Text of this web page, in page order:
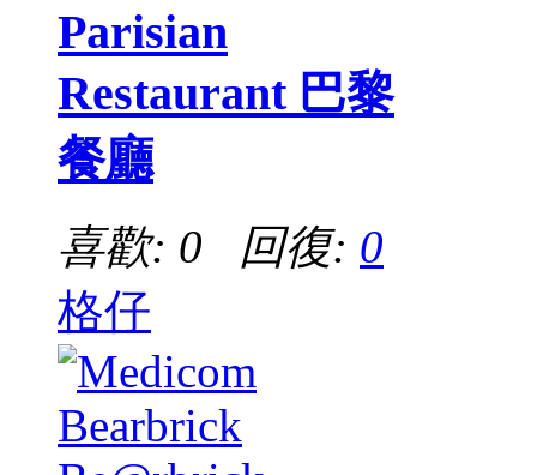
Parisian
Restaurant 巴黎
餐廳
喜歡: 0 回復: 0
格仔